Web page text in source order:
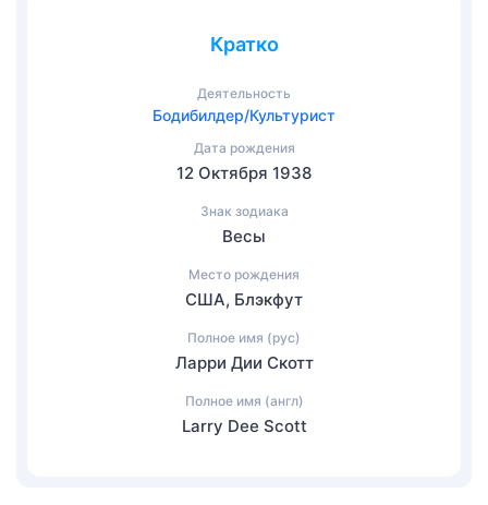
Кратко
Деятельность
Бодибилдер/Культурист
Дата рождения
12 Октября 1938
Знак зодиака
Весы
Место рождения
США, Блэкфут
Полное имя (рус)
Ларри Дии Скотт
Полное имя (англ)
Larry Dee Scott